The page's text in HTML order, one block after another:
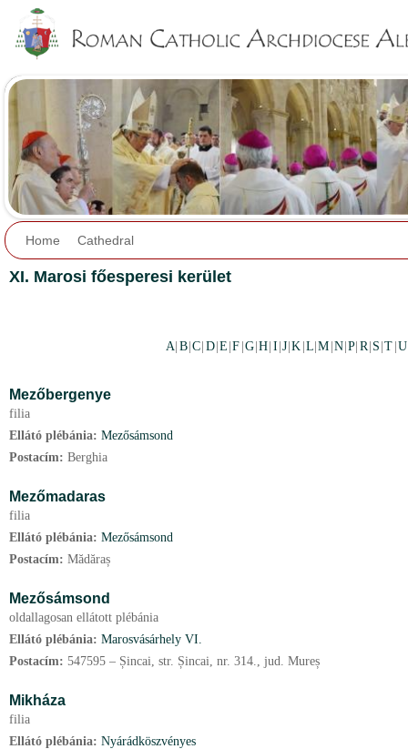
Home Cathedral
XI. Marosi főesperesi kerület
A B |C D E |F G |H I |J |K L |M N |P R| S |T U
Mezőbergenye
filia
Ellátó plébánia: Mezősámsond
Postacím: Berghia
Mezőmadaras
filia
Ellátó plébánia: Mezősámsond
Postacím: Mădăraș
Mezősámsond
oldallagosan ellátott plébánia
Ellátó plébánia: Marosvásárhely VI.
Postacím: 547595 – Șincai, str. Șincai, nr. 314., jud. Mureș
Mikháza
filia
Ellátó plébánia: Nyárádköszvényes